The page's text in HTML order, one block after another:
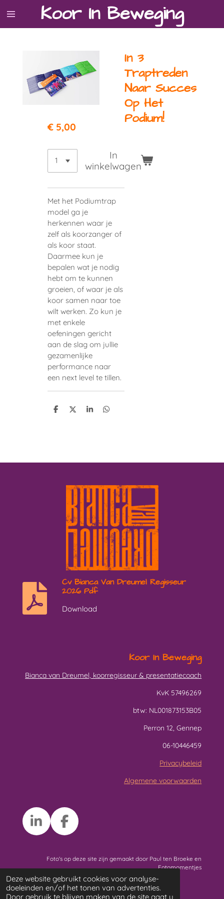
Deze website gebruikt cookies voor analyse-
doeleinden en/of het tonen van advertenties.
Door gebruik te blijven maken van de site gaat u
Ga
Koor In Beweging
In 3
Traptreden
Naar Succes
Op Het
Podium!
€ 5,00
In
winkelwagen
Met het Podiumtrap
model ga je
herkennen waar je
zelf als koorzanger of
als koor staat.
Daarmee kun je
bepalen wat je nodig
hebt om te kunnen
groeien, of waar je als
koor samen naar toe
wilt werken. Zo kun je
met enkele
oefeningen gericht
aan de slag om jullie
gezamenlijke
performance naar
een next level te tillen.
D
D
S
D
Cv Bianca Van Dreumel Regisseur
2026 Pdf
Download
Koor In Beweging
Bianca van Dreumel, koorregisseur & presentatiecoach
KvK 57496269
btw: NL001873153B05
Perron 12, Gennep
06-10446459
Privacybeleid
Algemene voorwaarden
L
k
e
d
F
c
e
b
o
Foto's op deze site zijn gemaakt door Paul ten Broeke en
Fotomomentjes
© Sinds 2010 Koor In Beweging